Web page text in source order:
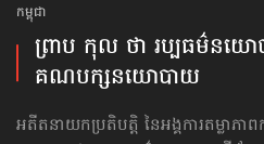
កម្ពុជា
ព្រាប កុល ថា រប្បធម៌​នយោ
គណបក្ស​នយោបាយ
អតីតនាយកប្រតិបត្តិ នៃអង្គការតម្លាភ